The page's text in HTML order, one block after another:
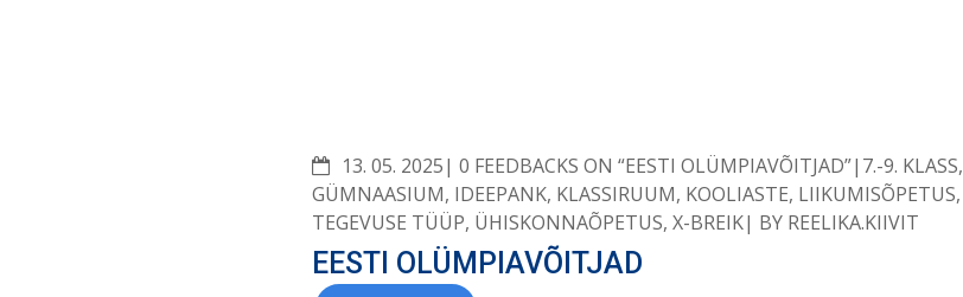
13. 05. 2025 COMMENTS
0 FEEDBACKS ON “EESTI OLÜMPIAVÕITJAD” 7.-9. KLASS,
GÜMNAASIUM, IDEEPANK, KLASSIRUUM, KOOLIASTE, LIIKUMISÕPETUS,
TEGEVUSE TÜÜP, ÜHISKONNAÕPETUS, X-BREIK BY REELIKA.KIIVIT
EESTI OLÜMPIAVÕITJAD